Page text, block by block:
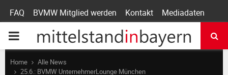
FAQ BVMW Mitglied werden Kontakt Mediadaten
P
R
Home
Alle News
25.6.: BVMW UnternehmerLounge München